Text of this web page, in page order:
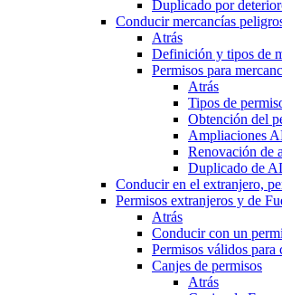
Duplicado por
Conducir mercancías
Atrás
Definición y tipos de
Permisos para
Atrás
Tipos de
Obtención del
Ampliaciones
Renovación de
Duplicado de
Conducir en el extranjero,
Permisos extranjeros y de
Atrás
Conducir con un
Permisos válidos para
Canjes de permisos
Atrás